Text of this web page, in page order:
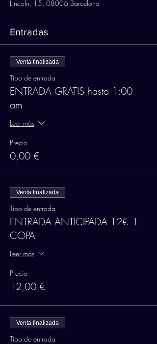
Lincoln, 15, 08006 Barcelona
Entradas
Venta finalizada
Tipo de entrada
ENTRADA GRATIS hasta 1:00
am
Leer más
Precio
0,00 €
Venta finalizada
Tipo de entrada
ENTRADA ANTICIPADA 12€ -1
COPA
Leer más
Precio
12,00 €
Venta finalizada
Tipo de entrada